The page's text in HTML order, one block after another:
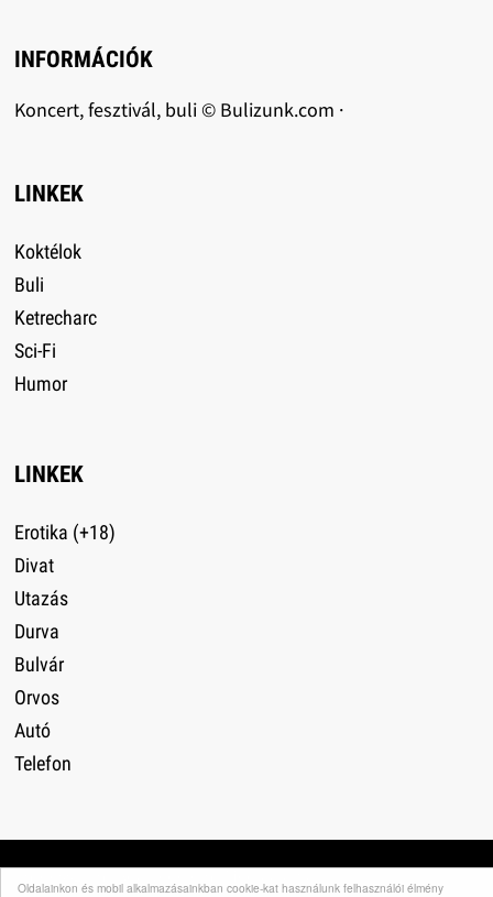
Oldalainkon és mobil alkalmazásainkban cookie-kat használunk felhasználói élmény
INFORMÁCIÓK
Koncert, fesztivál, buli © Bulizunk.com ·
LINKEK
Koktélok
Buli
Ketrecharc
Sci-Fi
Humor
LINKEK
Erotika (+18)
Divat
Utazás
Durva
Bulvár
Orvos
Autó
Telefon
Impresszum·Adatvédelem·Médiaajánlat·